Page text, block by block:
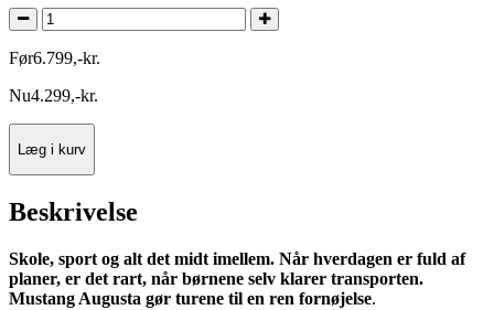
Før6.799,-kr.
Nu4.299,-kr.
Læg i kurv
Beskrivelse
Skole, sport og alt det midt imellem. Når hverdagen er fuld af
planer, er det rart, når børnene selv klarer transporten.
Mustang Augusta gør turene til en ren fornøjelse.